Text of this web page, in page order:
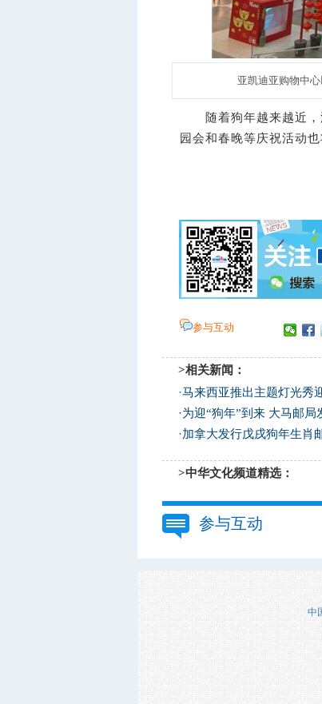
亚凯迪亚购物中
随着狗年越来越近，
园会和春晚等庆祝活动
参与互动
>相关新闻：
·马来西亚推出主题灯光秀
·为迎“狗年”到来 大马邮局
·加拿大发行戊戌狗年生肖
>中华文化频道精选：
参与互动
中